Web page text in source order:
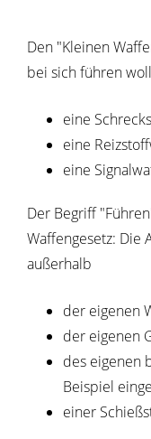
Den "Kleinen
bei sich führen
eine
eine
eine
Der Begriff
Waffengesetz: Die
außerhalb
der eigenen
der eigenen
des eigenen
Beispiel
einer